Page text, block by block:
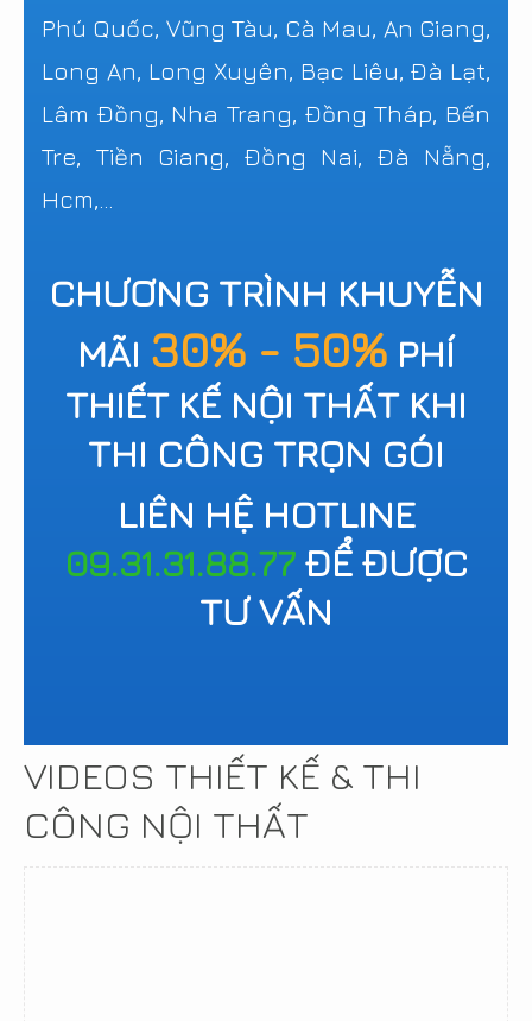
Phú Quốc, Vũng Tàu, Cà Mau, An Giang,
Long An, Long Xuyên, Bạc Liêu, Đà Lạt,
Lâm Đồng, Nha Trang, Đồng Tháp, Bến
Tre, Tiền Giang, Đồng Nai, Đà Nẵng,
Hcm,...
CHƯƠNG TRÌNH KHUYỄN
MÃI 30% - 50% PHÍ
THIẾT KẾ NỘI THẤT KHI
THI CÔNG TRỌN GÓI
LIÊN HỆ HOTLINE
09.31.31.88.77ĐỂ ĐƯỢC
TƯ VẤN
VIDEOS THIẾT KẾ & THI
CÔNG NỘI THẤT